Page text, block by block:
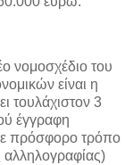
νομοσχέδιο του
είναι η
τουλάχιστον 3
έγγραφη
πρόσφορο τρόπο
αλληλογραφίας)